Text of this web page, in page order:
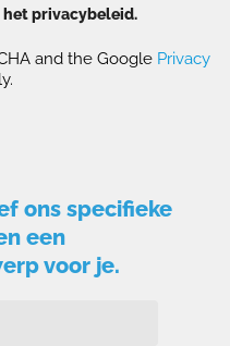
het privacybeleid.
and the Google Privacy
ons specifieke
een
voor je.